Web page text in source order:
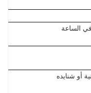
أو شنايده